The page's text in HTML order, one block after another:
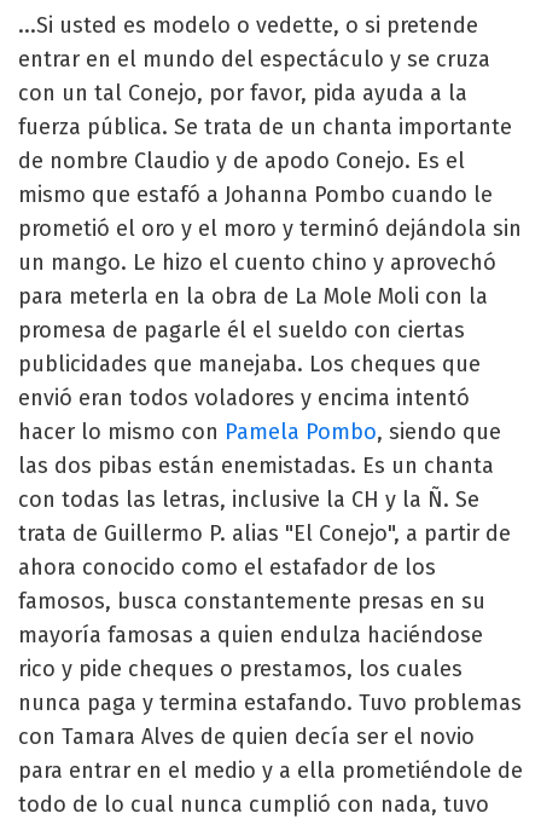
...Si usted es modelo o vedette, o si pretende
entrar en el mundo del espectáculo y se cruza
con un tal Conejo, por favor, pida ayuda a la
fuerza pública. Se trata de un chanta importante
de nombre Claudio y de apodo Conejo. Es el
mismo que estafó a Johanna Pombo cuando le
prometió el oro y el moro y terminó dejándola sin
un mango. Le hizo el cuento chino y aprovechó
para meterla en la obra de La Mole Moli con la
promesa de pagarle él el sueldo con ciertas
publicidades que manejaba. Los cheques que
envió eran todos voladores y encima intentó
hacer lo mismo con Pamela Pombo, siendo que
las dos pibas están enemistadas. Es un chanta
con todas las letras, inclusive la CH y la Ñ. Se
trata de Guillermo P. alias "El Conejo", a partir de
ahora conocido como el estafador de los
famosos, busca constantemente presas en su
mayoría famosas a quien endulza haciéndose
rico y pide cheques o prestamos, los cuales
nunca paga y termina estafando. Tuvo problemas
con Tamara Alves de quien decía ser el novio
para entrar en el medio y a ella prometiéndole de
todo de lo cual nunca cumplió con nada, tuvo